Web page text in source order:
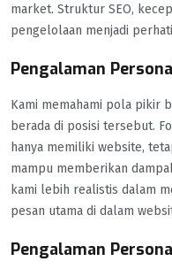
market. Struktur SEO,
pengelolaan menjadi
Pengalaman
Kami memahami pola pikir
berada di posisi tersebut.
hanya memiliki website,
mampu memberikan
kami lebih realistis dalam
pesan utama di dalam
Pengalaman